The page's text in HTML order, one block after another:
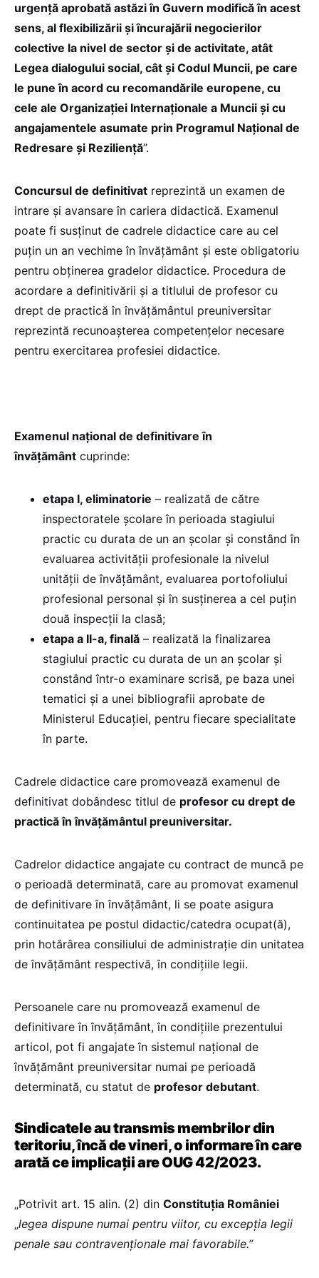
urgență aprobată astăzi în Guvern modifică în acest
sens, al flexibilizării și încurajării negocierilor
colective la nivel de sector și de activitate, atât
Legea dialogului social, cât și Codul Muncii, pe care
le pune în acord cu recomandările europene, cu
cele ale Organizației Internaționale a Muncii și cu
angajamentele asumate prin Programul Național de
Redresare şi Reziliență”.
Concursul de definitivat reprezintă un examen de
intrare și avansare în cariera didactică. Examenul
poate fi susținut de cadrele didactice care au cel
puțin un an vechime în învățământ și este obligatoriu
pentru obținerea gradelor didactice. Procedura de
acordare a definitivării și a titlului de profesor cu
drept de practică în învățământul preuniversitar
reprezintă recunoașterea competențelor necesare
pentru exercitarea profesiei didactice.
Examenul naţional de definitivare în
învăţământ cuprinde:
etapa I, eliminatorie – realizată de către
inspectoratele şcolare în perioada stagiului
practic cu durata de un an şcolar şi constând în
evaluarea activităţii profesionale la nivelul
unităţii de învăţământ, evaluarea portofoliului
profesional personal şi în susţinerea a cel puţin
două inspecţii la clasă;
etapa a II-a, finală – realizată la finalizarea
stagiului practic cu durata de un an şcolar şi
constând într-o examinare scrisă, pe baza unei
tematici şi a unei bibliografii aprobate de
Ministerul Educaţiei, pentru fiecare specialitate
în parte.
Cadrele didactice care promovează examenul de
definitivat dobândesc titlul de profesor cu drept de
practică în învăţământul preuniversitar.
Cadrelor didactice angajate cu contract de muncă pe
o perioadă determinată, care au promovat examenul
de definitivare în învăţământ, li se poate asigura
continuitatea pe postul didactic/catedra ocupat(ă),
prin hotărârea consiliului de administraţie din unitatea
de învăţământ respectivă, în condiţiile legii.
Persoanele care nu promovează examenul de
definitivare în învăţământ, în condiţiile prezentului
articol, pot fi angajate în sistemul naţional de
învăţământ preuniversitar numai pe perioadă
determinată, cu statut de profesor debutant.
Sindicatele au transmis membrilor din
teritoriu, încă de vineri, o informare în care
arată ce implicații are OUG 42/2023.
„Potrivit art. 15 alin. (2) din Constituția României
„legea dispune numai pentru viitor, cu excepţia legii
penale sau contravenţionale mai favorabile.”